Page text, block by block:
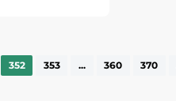
352 353 ... 360 370